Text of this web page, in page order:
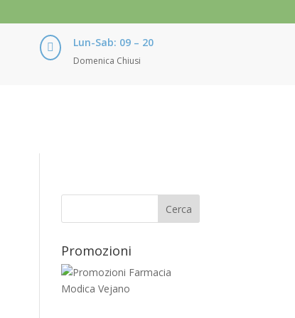
 Lun-Sab: 09 – 20
Domenica Chiusi
Promozioni